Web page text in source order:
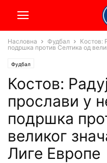
Насловна Фудбал
Костов:
подршка против Селтика од
Фудбал
Костов:
прослави у
подршка
великог
Лиге Европе